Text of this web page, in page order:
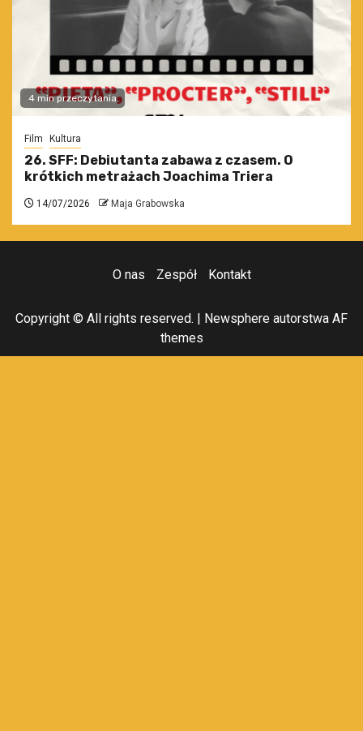
4 min przeczytania
Film Kultura
26. SFF: Debiutanta zabawa z czasem. O
krótkich metrażach Joachima Triera
14/07/2026 Maja Grabowska
O nas Zespół Kontakt
Copyright © All rights reserved. Newsphere autorstwa AF
themes